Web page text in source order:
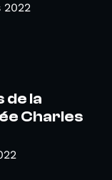
2022
de la
Charles